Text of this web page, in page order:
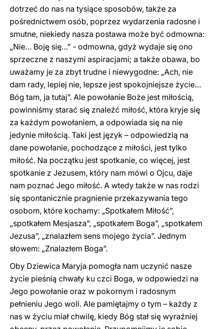
dotrzeć do nas na tysiące sposobów, także za
pośrednictwem osób, poprzez wydarzenia radosne i
smutne, niekiedy nasza postawa może być odmowna:
„Nie… Boję się…” - odmowna, gdyż wydaje się ono
sprzeczne z naszymi aspiracjami; a także obawa, bo
uważamy je za zbyt trudne i niewygodne: „Ach, nie
dam rady, lepiej nie, lepsze jest spokojniejsze życie…
Bóg tam, ja tutaj”. Ale powołanie Boże jest miłością,
powinniśmy starać się znaleźć miłość, która kryje się
za każdym powołaniem, a odpowiada się na nie
jedynie miłością. Taki jest język – odpowiedzią na
dane powołanie, pochodzące z miłości, jest tylko
miłość. Na początku jest spotkanie, co więcej, jest
spotkanie z Jezusem, który nam mówi o Ojcu, daje
nam poznać Jego miłość. A wtedy także w nas rodzi
się spontanicznie pragnienie przekazywania tego
osobom, które kochamy: „Spotkałem Miłość”,
„spotkałem Mesjasza”, „spotkałem Boga”, „spotkałem
Jezusa”, „znalazłem sens mojego życia”. Jednym
słowem: „Znalazłem Boga”.
Oby Dziewica Maryja pomogła nam uczynić nasze
życie pieśnią chwały ku czci Boga, w odpowiedzi na
Jego powołanie oraz w pokornym i radosnym
pełnieniu Jego woli. Ale pamiętajmy o tym – każdy z
nas w życiu miał chwilę, kiedy Bóg stał się wyraźniej